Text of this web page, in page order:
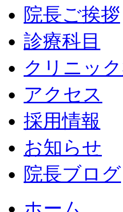
院長ご挨拶
診療科目
クリニッ
アクセス
採用情報
お知らせ
院長ブログ